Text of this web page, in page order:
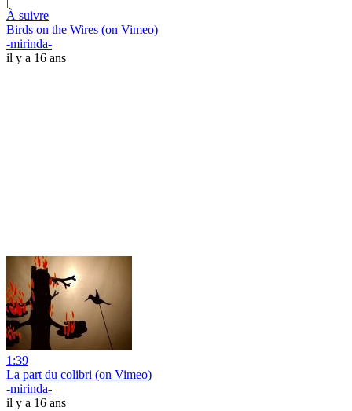
À suivre
Birds on the Wires (on Vimeo)
-mirinda-
il y a 16 ans
1:39
La part du colibri (on Vimeo)
-mirinda-
il y a 16 ans